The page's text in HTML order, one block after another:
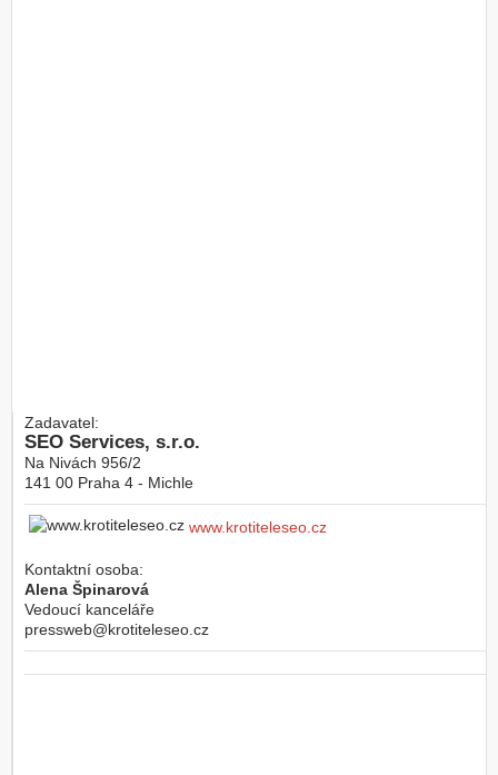
Zadavatel:
SEO Services, s.r.o.
Na Nivách 956/2
141 00 Praha 4 - Michle
www.krotiteleseo.cz
Kontaktní osoba:
Alena Špinarová
Vedoucí kanceláře
pressweb@krotiteleseo.cz